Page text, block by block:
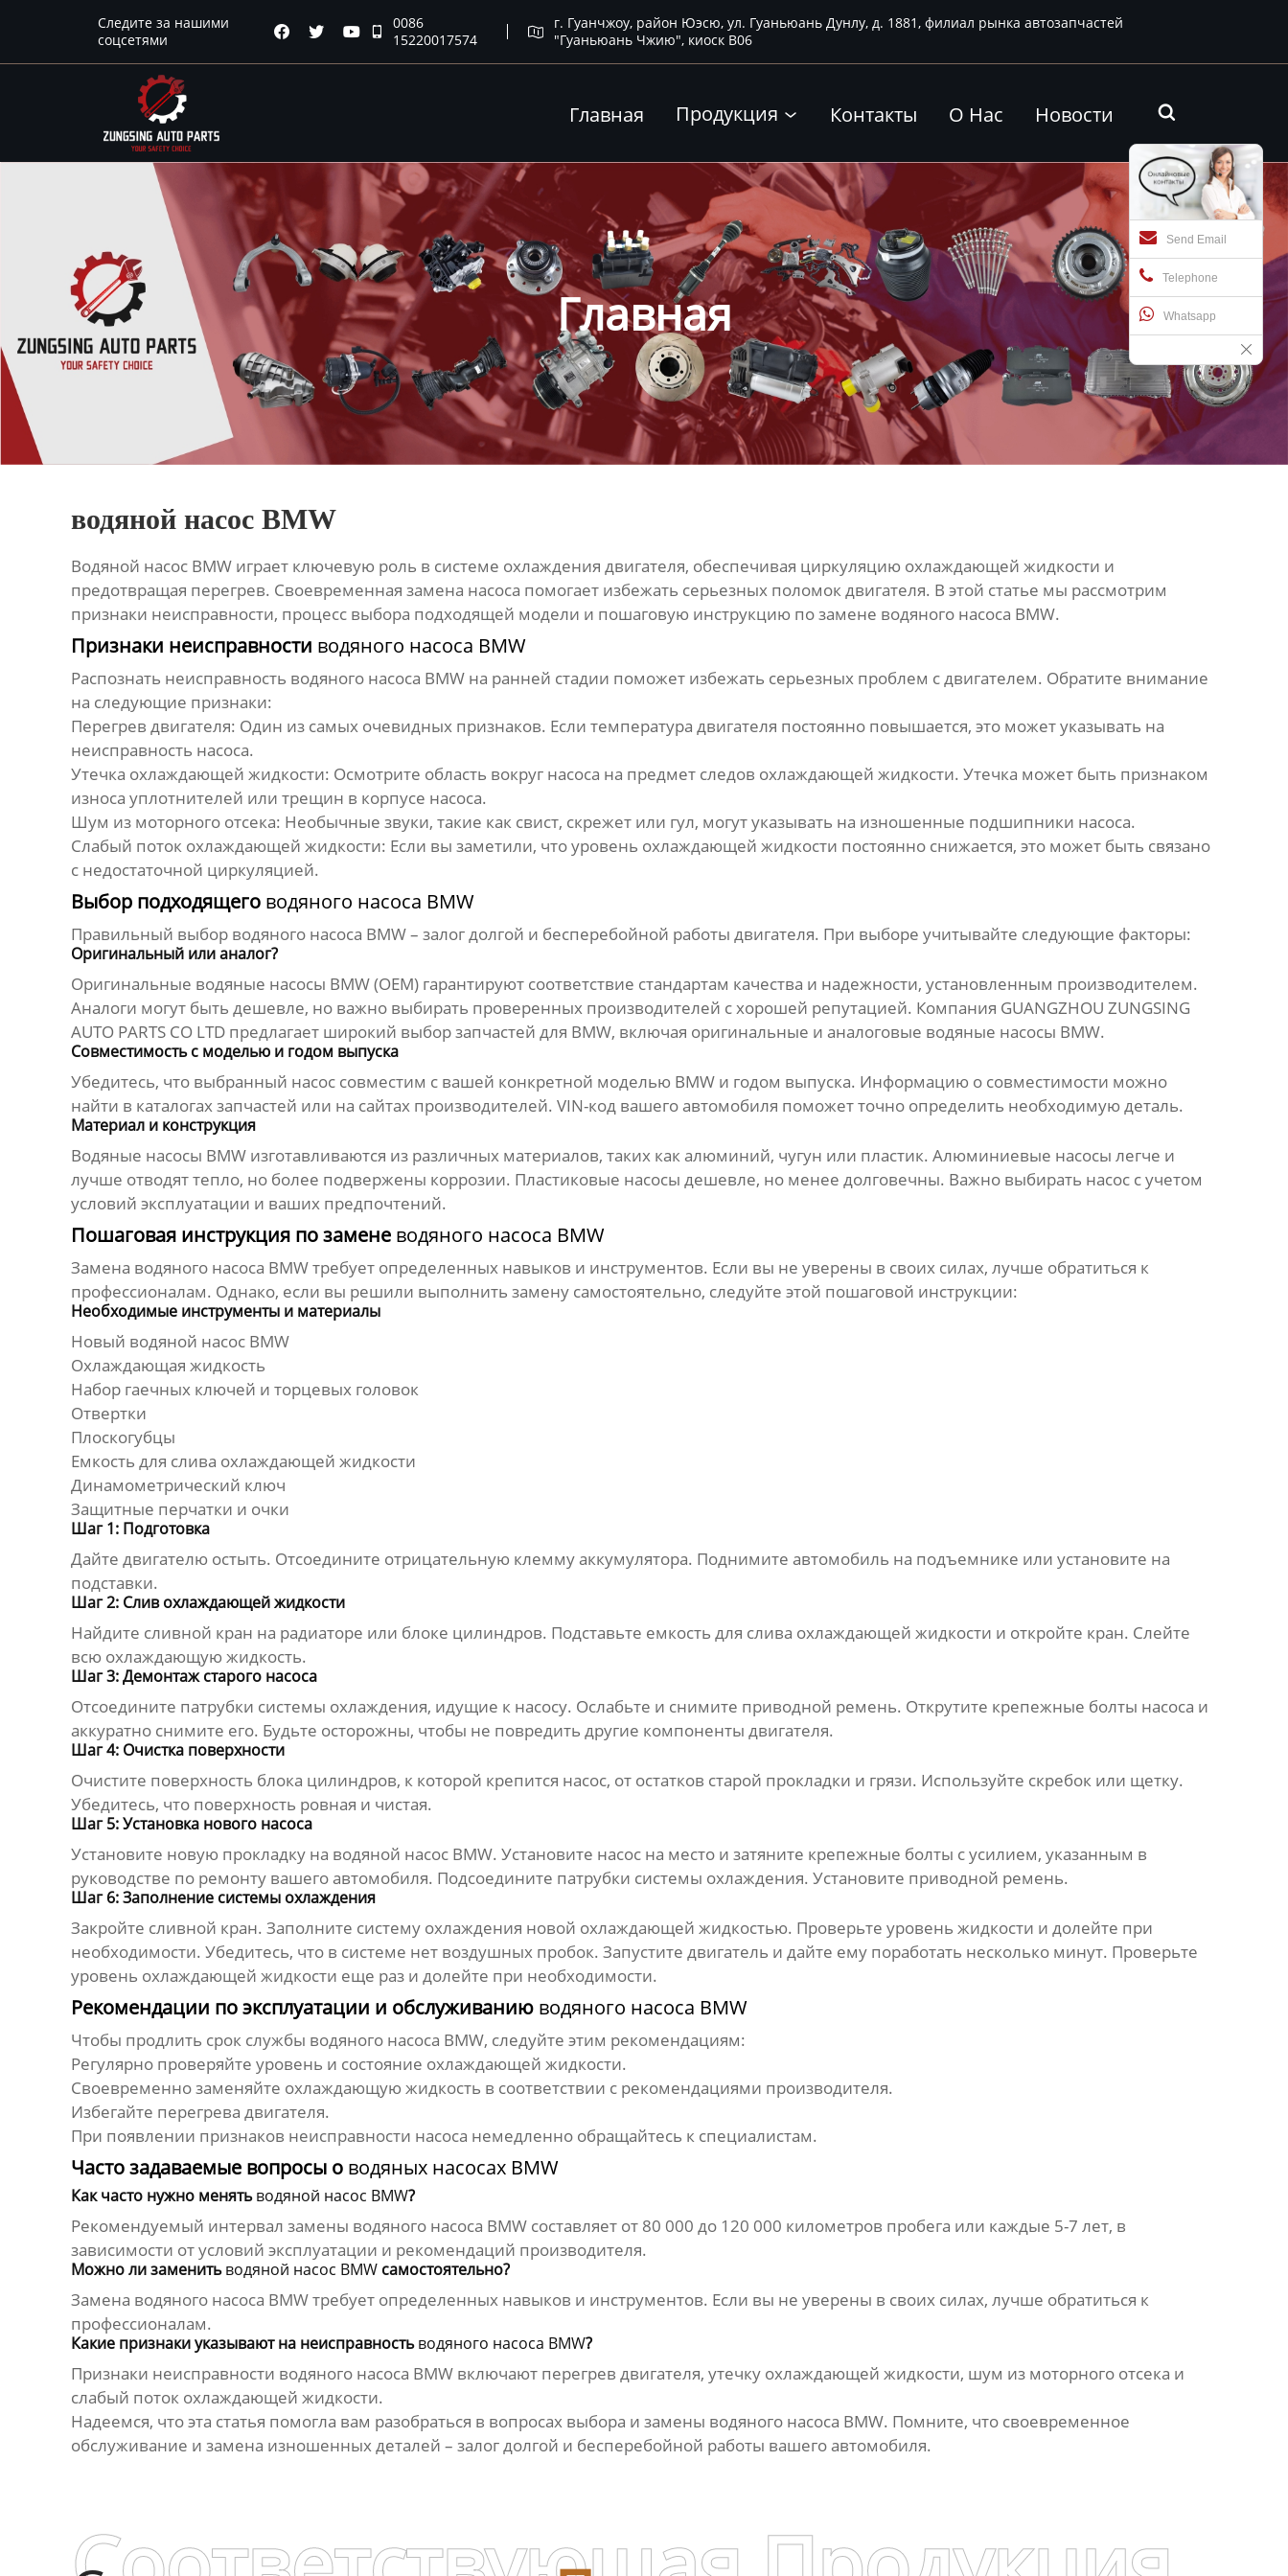
Следите за нашими
соцсетями
   
0086
15220017574

г. Гуанчжоу, район Юэсю, ул. Гуаньюань Дунлу, д. 1881, филиал рынка автозапчастей
"Гуаньюань Чжию", киоск B06
Главная Продукция  Контакты О Нас Новости 
Send Email
Telephone
Whatsapp
Главная
водяной насос BMW
Водяной насос BMWиграет ключевую роль в системе охлаждения двигателя, обеспечивая циркуляцию охлаждающей жидкости и
предотвращая перегрев. Своевременная замена насоса помогает избежать серьезных поломок двигателя. В этой статье мы рассмотрим
признаки неисправности, процесс выбора подходящей модели и пошаговую инструкцию по замене водяного насоса BMW.
Признаки неисправности водяного насоса BMW
Распознать неисправность водяного насоса BMWна ранней стадии поможет избежать серьезных проблем с двигателем. Обратите внимание
на следующие признаки:
Перегрев двигателя: Один из самых очевидных признаков. Если температура двигателя постоянно повышается, это может указывать на
неисправность насоса.
Утечка охлаждающей жидкости: Осмотрите область вокруг насоса на предмет следов охлаждающей жидкости. Утечка может быть признаком
износа уплотнителей или трещин в корпусе насоса.
Шум из моторного отсека: Необычные звуки, такие как свист, скрежет или гул, могут указывать на изношенные подшипники насоса.
Слабый поток охлаждающей жидкости: Если вы заметили, что уровень охлаждающей жидкости постоянно снижается, это может быть связано
с недостаточной циркуляцией.
Выбор подходящего водяного насоса BMW
Правильный выбор водяного насоса BMW– залог долгой и бесперебойной работы двигателя. При выборе учитывайте следующие факторы:
Оригинальный или аналог?
Оригинальные водяные насосы BMW(OEM) гарантируют соответствие стандартам качества и надежности, установленным производителем.
Аналоги могут быть дешевле, но важно выбирать проверенных производителей с хорошей репутацией. Компания GUANGZHOU ZUNGSING
AUTO PARTS CO LTDпредлагает широкий выбор запчастей для BMW, включая оригинальные и аналоговые водяные насосы BMW.
Совместимость с моделью и годом выпуска
Убедитесь, что выбранный насос совместим с вашей конкретной моделью BMW и годом выпуска. Информацию о совместимости можно
найти в каталогах запчастей или на сайтах производителей. VIN-код вашего автомобиля поможет точно определить необходимую деталь.
Материал и конструкция
Водяные насосы BMWизготавливаются из различных материалов, таких как алюминий, чугун или пластик. Алюминиевые насосы легче и
лучше отводят тепло, но более подвержены коррозии. Пластиковые насосы дешевле, но менее долговечны. Важно выбирать насос с учетом
условий эксплуатации и ваших предпочтений.
Пошаговая инструкция по замене водяного насоса BMW
Замена водяного насоса BMWтребует определенных навыков и инструментов. Если вы не уверены в своих силах, лучше обратиться к
профессионалам. Однако, если вы решили выполнить замену самостоятельно, следуйте этой пошаговой инструкции:
Необходимые инструменты и материалы
Новый водяной насос BMW
Охлаждающая жидкость
Набор гаечных ключей и торцевых головок
Отвертки
Плоскогубцы
Емкость для слива охлаждающей жидкости
Динамометрический ключ
Защитные перчатки и очки
Шаг 1: Подготовка
Дайте двигателю остыть. Отсоедините отрицательную клемму аккумулятора. Поднимите автомобиль на подъемнике или установите на
подставки.
Шаг 2: Слив охлаждающей жидкости
Найдите сливной кран на радиаторе или блоке цилиндров. Подставьте емкость для слива охлаждающей жидкости и откройте кран. Слейте
всю охлаждающую жидкость.
Шаг 3: Демонтаж старого насоса
Отсоедините патрубки системы охлаждения, идущие к насосу. Ослабьте и снимите приводной ремень. Открутите крепежные болты насоса и
аккуратно снимите его. Будьте осторожны, чтобы не повредить другие компоненты двигателя.
Шаг 4: Очистка поверхности
Очистите поверхность блока цилиндров, к которой крепится насос, от остатков старой прокладки и грязи. Используйте скребок или щетку.
Убедитесь, что поверхность ровная и чистая.
Шаг 5: Установка нового насоса
Установите новую прокладку на водяной насос BMW. Установите насос на место и затяните крепежные болты с усилием, указанным в
руководстве по ремонту вашего автомобиля. Подсоедините патрубки системы охлаждения. Установите приводной ремень.
Шаг 6: Заполнение системы охлаждения
Закройте сливной кран. Заполните систему охлаждения новой охлаждающей жидкостью. Проверьте уровень жидкости и долейте при
необходимости. Убедитесь, что в системе нет воздушных пробок. Запустите двигатель и дайте ему поработать несколько минут. Проверьте
уровень охлаждающей жидкости еще раз и долейте при необходимости.
Рекомендации по эксплуатации и обслуживанию водяного насоса BMW
Чтобы продлить срок службы водяного насоса BMW, следуйте этим рекомендациям:
Регулярно проверяйте уровень и состояние охлаждающей жидкости.
Своевременно заменяйте охлаждающую жидкость в соответствии с рекомендациями производителя.
Избегайте перегрева двигателя.
При появлении признаков неисправности насоса немедленно обращайтесь к специалистам.
Часто задаваемые вопросы о водяных насосах BMW
Как часто нужно менятьводяной насос BMW?
Рекомендуемый интервал замены водяного насоса BMWсоставляет от 80 000 до 120 000 километров пробега или каждые 5-7 лет, в
зависимости от условий эксплуатации и рекомендаций производителя.
Можно ли заменитьводяной насос BMWсамостоятельно?
Замена водяного насоса BMWтребует определенных навыков и инструментов. Если вы не уверены в своих силах, лучше обратиться к
профессионалам.
Какие признаки указывают на неисправностьводяного насоса BMW?
Признаки неисправности водяного насоса BMWвключают перегрев двигателя, утечку охлаждающей жидкости, шум из моторного отсека и
слабый поток охлаждающей жидкости.
Надеемся, что эта статья помогла вам разобраться в вопросах выбора и замены водяного насоса BMW. Помните, что своевременное
обслуживание и замена изношенных деталей – залог долгой и бесперебойной работы вашего автомобиля.